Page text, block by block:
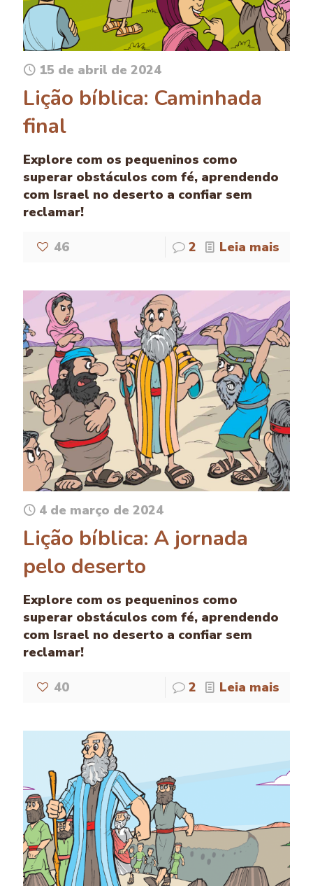
15 de abril de 2024
Lição bíblica: Caminhada
final
Explore com os pequeninos como
superar obstáculos com fé, aprendendo
com Israel no deserto a confiar sem
reclamar!
46 2 Leia mais
4 de março de 2024
Lição bíblica: A jornada
pelo deserto
Explore com os pequeninos como
superar obstáculos com fé, aprendendo
com Israel no deserto a confiar sem
reclamar!
40 2 Leia mais